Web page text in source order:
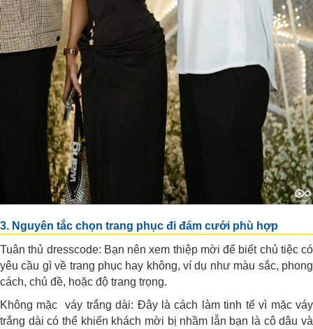
3. Nguyên tắc chọn trang phục đi đám cưới phù hợp
Tuân thủ dresscode: Bạn nên xem thiệp mời để biết chủ tiệc có
yêu cầu gì về trang phục hay không, ví dụ như màu sắc, phong
cách, chủ đề, hoặc độ trang trọng.
Không mặc váy trắng dài: Đây là cách làm tinh tế vì mặc váy
trắng dài có thể khiến khách mời bị nhầm lẫn bạn là cô dâu và